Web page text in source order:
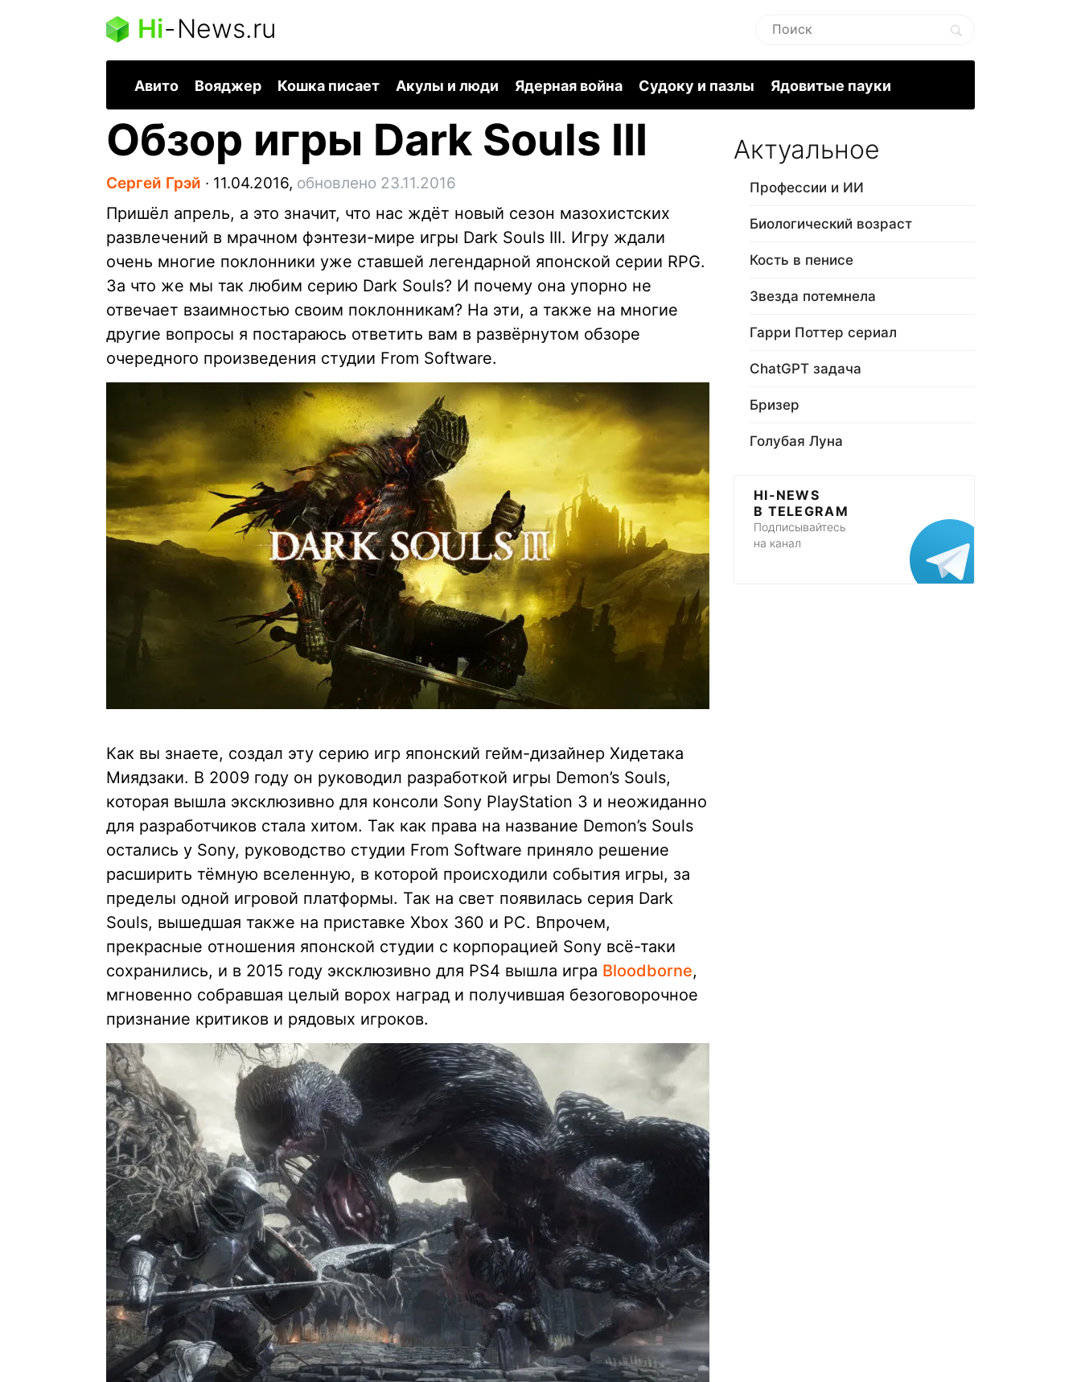
Hi-News.ru
Авито Вояджер Кошка писает Акулы и люди Ядерная война Судоку и пазлы Ядовитые пауки
Обзор игры Dark Souls III
Сергей Грэй ∙ 11.04.2016, обновлено 23.11.2016
Пришёл апрель, а это значит, что нас ждёт новый сезон мазохистских
развлечений в мрачном фэнтези-мире игры Dark Souls III. Игру ждали
очень многие поклонники уже ставшей легендарной японской серии RPG.
За что же мы так любим серию Dark Souls? И почему она упорно не
отвечает взаимностью своим поклонникам? На эти, а также на многие
другие вопросы я постараюсь ответить вам в развёрнутом обзоре
очередного произведения студии From Software.
Как вы знаете, создал эту серию игр японский гейм-дизайнер Хидетака
Миядзаки. В 2009 году он руководил разработкой игры Demon’s Souls,
которая вышла эксклюзивно для консоли Sony PlayStation 3 и неожиданно
для разработчиков стала хитом. Так как права на название Demon’s Souls
остались у Sony, руководство студии From Software приняло решение
расширить тёмную вселенную, в которой происходили события игры, за
пределы одной игровой платформы. Так на свет появилась серия Dark
Souls, вышедшая также на приставке Xbox 360 и PC. Впрочем,
прекрасные отношения японской студии с корпорацией Sony всё-таки
сохранились, и в 2015 году эксклюзивно для PS4 вышла игра Bloodborne,
мгновенно собравшая целый ворох наград и получившая безоговорочное
признание критиков и рядовых игроков.
Актуальное
Профессии и ИИ
Биологический возраст
Кость в пенисе
Звезда потемнела
Гарри Поттер сериал
ChatGPT задача
Бризер
Голубая Луна
HI-NEWS
В TELEGRAM
Подписывайтесь
на канал